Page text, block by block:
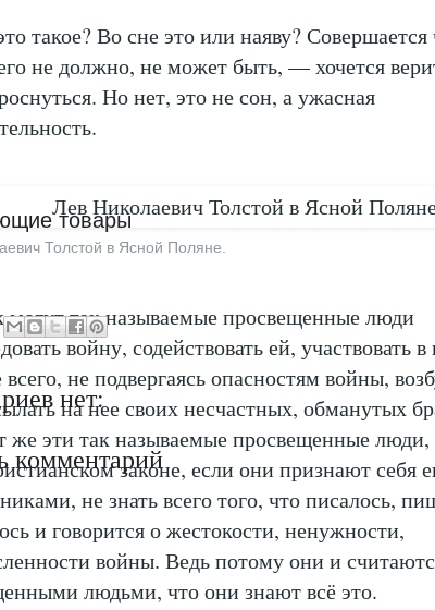
такое? Во сне это или наяву? Совершается
не должно, не может быть, — хочется
Но нет, это не сон, а ужасная
Толстой в Ясной Поляне.
могут так называемые просвещенные люди
войну, содействовать ей, участвовать
не подвергаясь опасностям войны,
на нее своих несчастных, обманутых
же эти так называемые просвещенные люди,
законе, если они признают себя
не знать всего того, что писалось,
и говорится о жестокости, ненужности,
войны. Ведь потому они и
людьми, что они знают всё это.
товары
нет:
комментарий